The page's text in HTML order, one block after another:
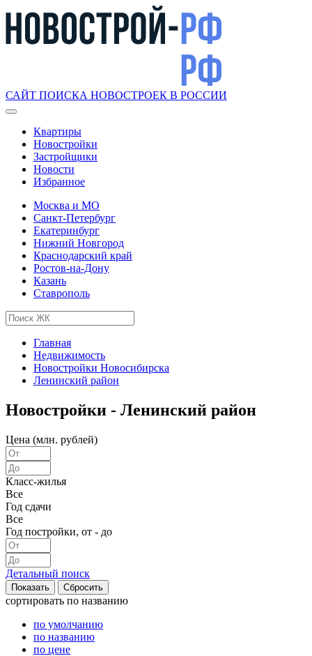
САЙТ ПОИСКА НОВОСТРОЕК В РОССИИ
Квартиры
Новостройки
Застройщики
Новости
Избранное
Москва и МО
Санкт-Петербург
Екатеринбург
Нижний Новгород
Краснодарский край
Ростов-на-Дону
Казань
Ставрополь
Главная
Недвижимость
Новостройки Новосибирска
Ленинский район
Новостройки - Ленинский район
Цена (млн. рублей)
Класс-жилья
Все
Год сдачи
Все
Год постройки, от - до
Детальный поиск
сортировать по названию
по умолчанию
по названию
по цене